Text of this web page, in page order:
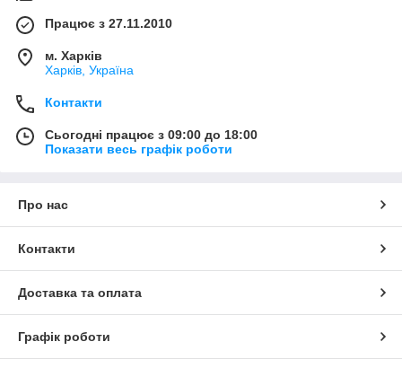
Працює з 27.11.2010
м. Харків
Харків, Україна
Контакти
Сьогодні працює з 09:00 до 18:00
Показати весь графік роботи
Про нас
Контакти
Доставка та оплата
Графік роботи